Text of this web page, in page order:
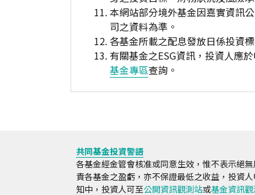
本網站部分境外基金因嘉實資訊
司之資料為準。
各基金所載之配息發放日係投資
有關基金之ESG資訊，投資人應
基金專區查詢。
共同基金投資警語
各基金經金管會核准或同意生效，惟不表示絕
責各基金之盈虧，亦不保證最低之收益，投資
知中，投資人可至公開資訊觀測站或基金資訊